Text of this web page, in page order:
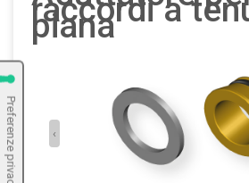
raccordi a
piana
‹